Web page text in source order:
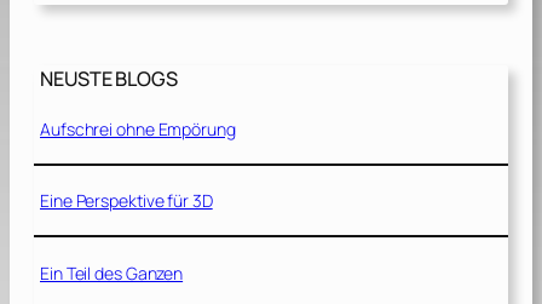
NEUSTE BLOGS
Aufschrei ohne Empörung
Eine Perspektive für 3D
Ein Teil des Ganzen